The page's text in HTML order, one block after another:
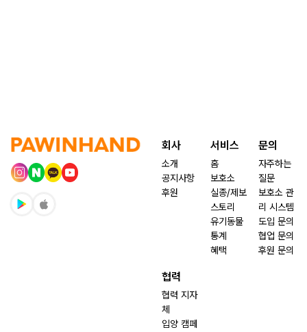
회사
소개
공지사항
후원
서비스
홈
보호소
실종/제보
스토리
유기동물
통계
혜택
문의
자주하는
질문
보호소 관
리 시스템
도입 문의
협업 문의
후원 문의
협력
협력 지자
체
입양 캠페